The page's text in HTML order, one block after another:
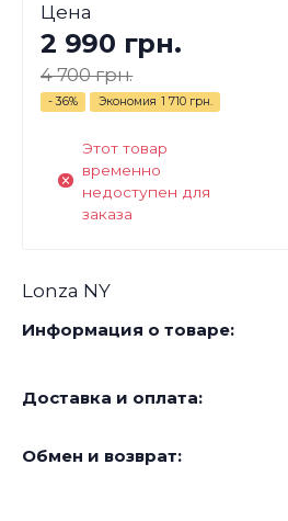
Цена
2 990 грн.
4 700 грн.
- 36% Экономия 1 710 грн.
Этот товар
временно
недоступен для
заказа
Lonza NY
Информация о товаре:
Доставка и оплата:
Обмен и возврат: